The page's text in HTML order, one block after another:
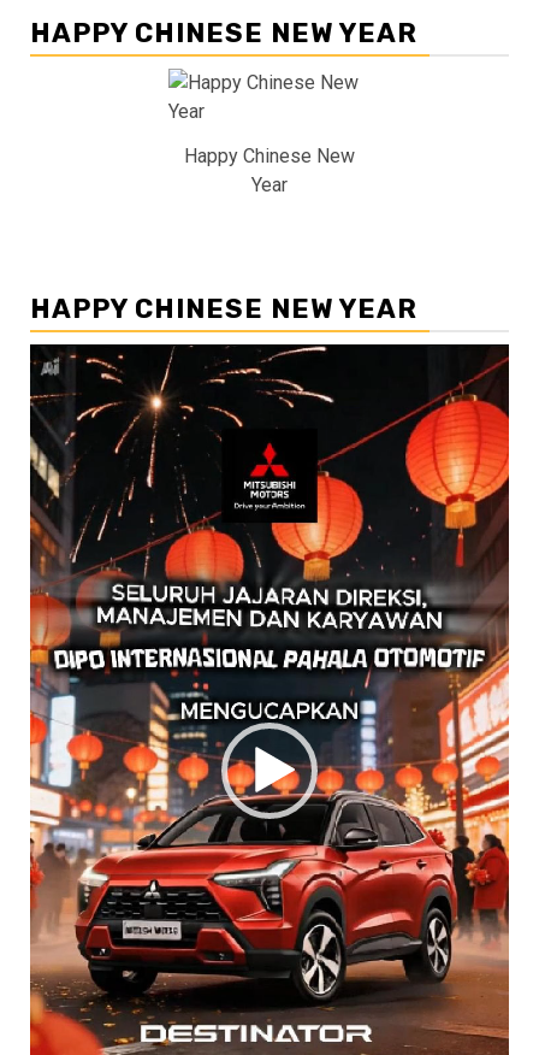
HAPPY CHINESE NEW YEAR
Happy Chinese New
Year
HAPPY CHINESE NEW YEAR
Pemutar